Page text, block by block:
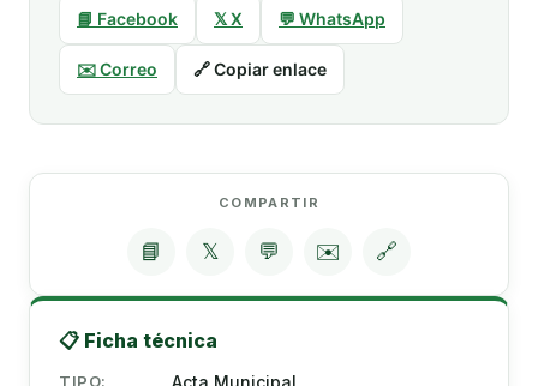
📘 Facebook 𝕏 X 💬 WhatsApp
✉️ Correo 🔗 Copiar enlace
COMPARTIR
📘 𝕏 💬 ✉️ 🔗
📋 Ficha técnica
TIPO: Acta Municipal